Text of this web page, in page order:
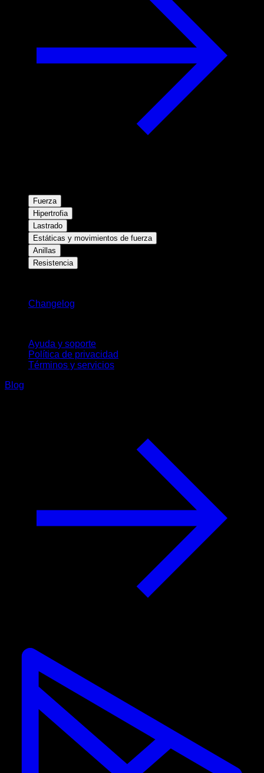
Fuerza
Hipertrofia
Lastrado
Estáticas y movimientos de fuerza
Anillas
Resistencia
Changelog
Ayuda y soporte
Política de privacidad
Términos y servicios
Blog